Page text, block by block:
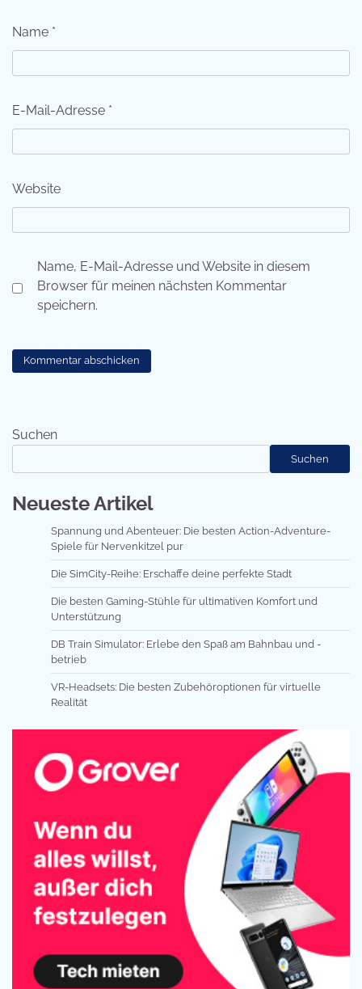
Name *
E-Mail-Adresse *
Website
Name, E-Mail-Adresse und Website in diesem
Browser für meinen nächsten Kommentar
speichern.
Suchen
Suchen
Neueste Artikel
Spannung und Abenteuer: Die besten Action-Adventure-
Spiele für Nervenkitzel pur
Die SimCity-Reihe: Erschaffe deine perfekte Stadt
Die besten Gaming-Stühle für ultimativen Komfort und
Unterstützung
DB Train Simulator: Erlebe den Spaß am Bahnbau und -
betrieb
VR-Headsets: Die besten Zubehöroptionen für virtuelle
Realität